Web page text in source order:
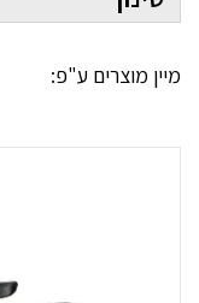
מיין מוצרים ע"פ: